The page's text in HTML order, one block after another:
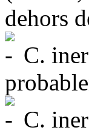
dehors
C.
C.